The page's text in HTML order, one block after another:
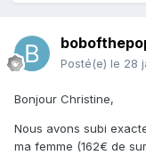
Posté(e) le 28
Bonjour Christine,
Nous avons subi
ma femme (162€ de